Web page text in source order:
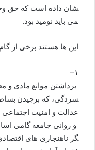
شان داده است که حق
می باید نومید بود.
این ها هستند برخی از گام
۱–
برداشتن موانع مادی و
سردگی، که برچیدن
عدالت و امنیت اجتماعی
و روانی جامعه گامی
گر ناهنجاری های